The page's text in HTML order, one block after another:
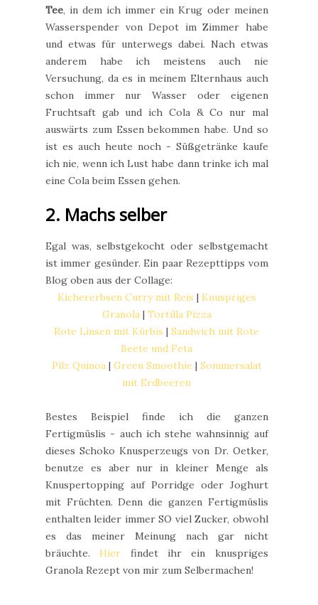
Tee, in dem ich immer ein Krug oder meinen
Wasserspender von Depot im Zimmer habe
und etwas für unterwegs dabei. Nach etwas
anderem habe ich meistens auch nie
Versuchung, da es in meinem Elternhaus auch
schon immer nur Wasser oder eigenen
Fruchtsaft gab und ich Cola & Co nur mal
auswärts zum Essen bekommen habe. Und so
ist es auch heute noch - Süßgetränke kaufe
ich nie, wenn ich Lust habe dann trinke ich mal
eine Cola beim Essen gehen.
2. Machs selber
Egal was, selbstgekocht oder selbstgemacht
ist immer gesünder. Ein paar Rezepttipps vom
Blog oben aus der Collage:
Kichererbsen Curry mit Reis | Knuspriges
Granola| Tortilla Pizza
Rote Linsen mit Kürbis |Sandwich mit Rote
Beete und Feta
Pilz Quinoa| Green Smoothie | Sommersalat
mit Erdbeeren
Bestes Beispiel finde ich die ganzen
Fertigmüslis - auch ich stehe wahnsinnig auf
dieses Schoko Knusperzeugs von Dr. Oetker,
benutze es aber nur in kleiner Menge als
Knuspertopping auf Porridge oder Joghurt
mit Früchten. Denn die ganzen Fertigmüslis
enthalten leider immer SO viel Zucker, obwohl
es das meiner Meinung nach gar nicht
bräuchte. Hier findet ihr ein knuspriges
Granola Rezept von mir zum Selbermachen!